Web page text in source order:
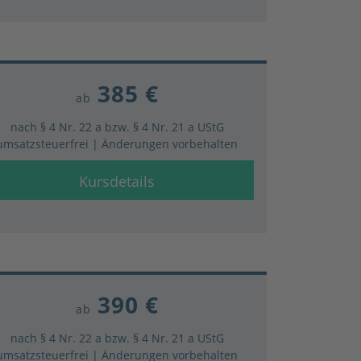
ab 385 €
nach § 4 Nr. 22 a bzw. § 4 Nr. 21 a UStG
| Änderungen vorbehalten
Kursdetails
ab 390 €
nach § 4 Nr. 22 a bzw. § 4 Nr. 21 a UStG
| Änderungen vorbehalten